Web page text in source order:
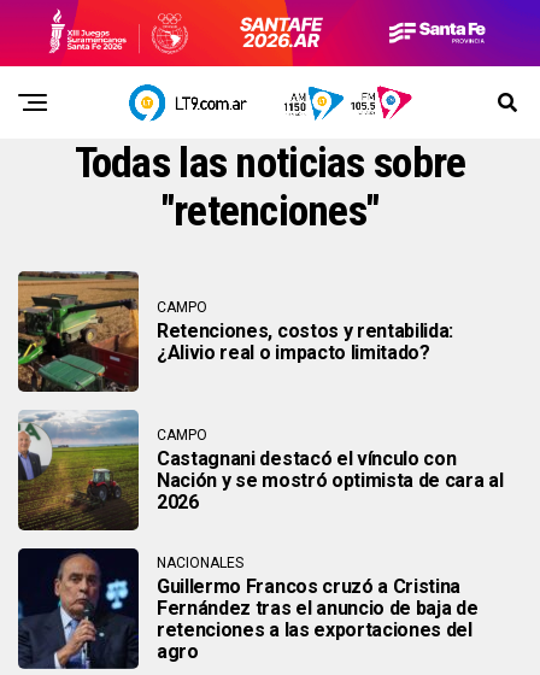
Todas las noticias sobre
"retenciones"
CAMPO
Retenciones, costos y rentabilida:
¿Alivio real o impacto limitado?
CAMPO
Castagnani destacó el vínculo con
Nación y se mostró optimista de cara al
2026
NACIONALES
Guillermo Francos cruzó a Cristina
Fernández tras el anuncio de baja de
retenciones a las exportaciones del
agro